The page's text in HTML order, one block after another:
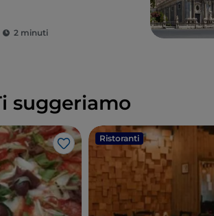
2 minuti
suggeriamo
Like
Ristoranti